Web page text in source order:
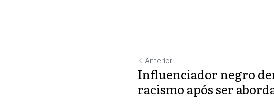
Anterior
Influenciador negro
racismo após ser